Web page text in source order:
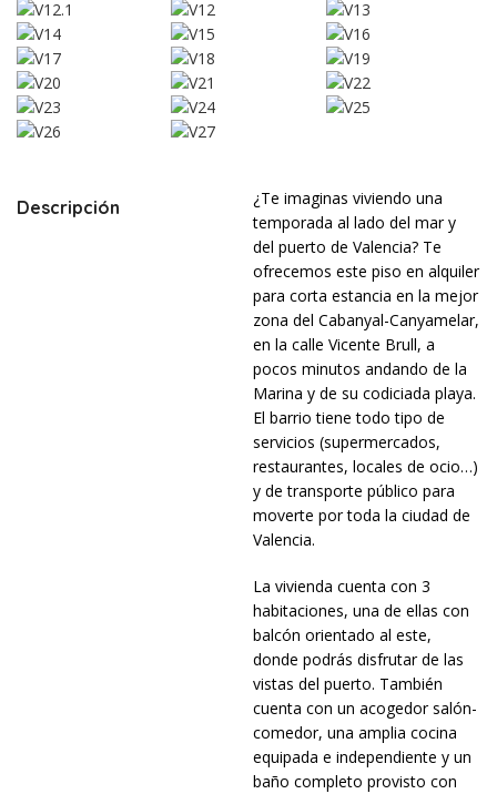
Descripción
¿Te imaginas viviendo una
temporada al lado del mar y
del puerto de Valencia? Te
ofrecemos este piso en alquiler
para corta estancia en la mejor
zona del Cabanyal-Canyamelar,
en la calle Vicente Brull, a
pocos minutos andando de la
Marina y de su codiciada playa.
El barrio tiene todo tipo de
servicios (supermercados,
restaurantes, locales de ocio…)
y de transporte público para
moverte por toda la ciudad de
Valencia.
La vivienda cuenta con 3
habitaciones, una de ellas con
balcón orientado al este,
donde podrás disfrutar de las
vistas del puerto. También
cuenta con un acogedor salón-
comedor, una amplia cocina
equipada e independiente y un
baño completo provisto con